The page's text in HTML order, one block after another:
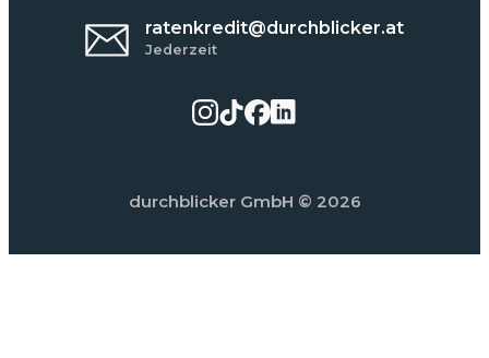
ratenkredit@durchblicker.at
Jederzeit
durchblicker GmbH © 2026